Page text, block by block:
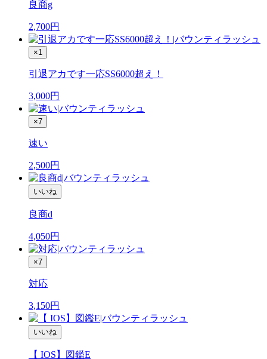
良商g
2,700円
×1
引退アカです一応SS6000超え！
3,000円
×7
速い
2,500円
いいね
良商d
4,050円
×7
対応
3,150円
いいね
【 IOS】図鑑E